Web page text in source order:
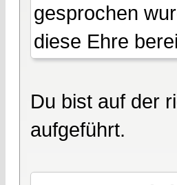
gesprochen
diese Ehre
Du bist auf der
aufgeführt.